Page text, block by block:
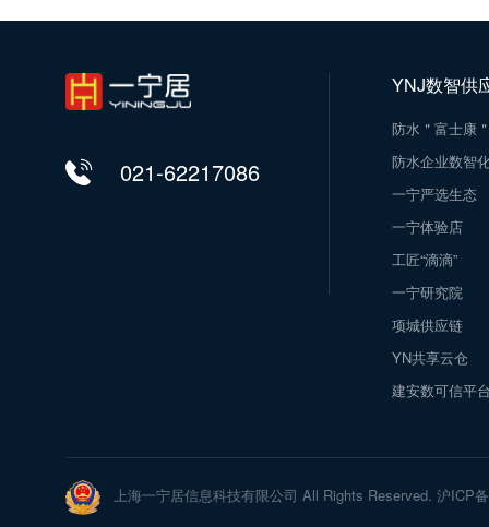
021-62217086
YNJ数智供
防水＂富士康
防水企业数智
一宁严选生态
一宁体验店
工匠“滴滴”
一宁研究院
项城供应链
YN共享云仓
建安数可信平
上海一宁居信息科技有限公司 All Rights Reserved. 沪ICP